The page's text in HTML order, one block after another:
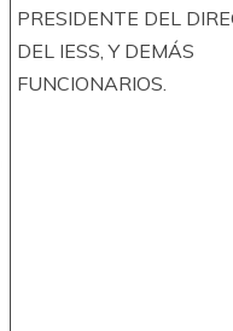
PRESIDENTE DEL
DEL IESS, Y DEMÁS
FUNCIONARIOS.